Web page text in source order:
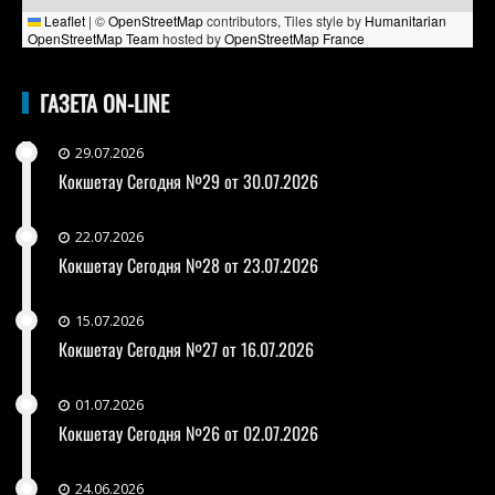
Leaflet | ©OpenStreetMapcontributors, Tiles style by Humanitarian
OpenStreetMap Teamhosted byOpenStreetMap France
ГАЗЕТА ON-LINE
29.07.2026
Кокшетау Сегодня №29 от 30.07.2026
22.07.2026
Кокшетау Сегодня №28 от 23.07.2026
15.07.2026
Кокшетау Сегодня №27 от 16.07.2026
01.07.2026
Кокшетау Сегодня №26 от 02.07.2026
24.06.2026